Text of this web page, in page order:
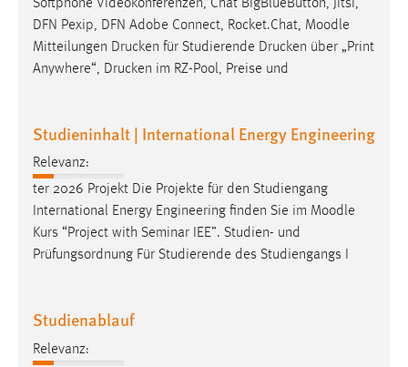
Softphone Videokonferenzen, Chat BigBlueButton, Jitsi,
DFN Pexip, DFN Adobe Connect, Rocket.Chat, Moodle
Mitteilungen Drucken für Studierende Drucken über „Print
Anywhere“, Drucken im RZ-Pool, Preise und
Studieninhalt | International Energy Engineering
Relevanz:
ter 2026 Projekt Die Projekte für den Studiengang
International Energy Engineering finden Sie im Moodle
Kurs “Project with Seminar IEE”. Studien- und
Prüfungsordnung Für Studierende des Studiengangs I
Studienablauf
Relevanz:
Performance
Zweck:
Für performante Seitenauslieferung wird in diesem Cookie
gespeichert, ob man eingeloggt ist.
Sprachpräferenz
Das Cookie speichert die gewählte Sprache der Website.